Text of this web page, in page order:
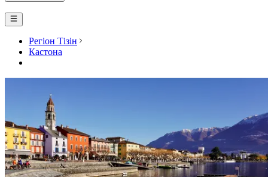
Регіон Тізін
Кастона